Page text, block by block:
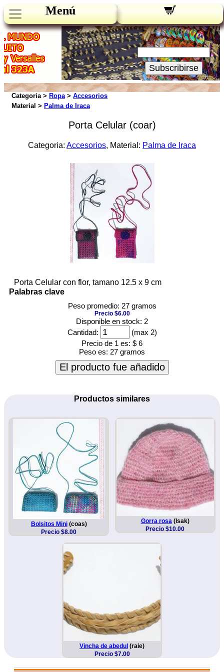
Menú
Novedades:
Su Email:
Subscribirse
Categoria > Ropa> Accesorios
Material > Palma de Iraca
Porta Celular (coar)
Categoria: Accesorios, Material: Palma de Iraca
Porta Celular con flor, tamano 12.5 x 9 cm
Palabras clave
Peso promedio: 27 gramos
Precio $6.00
Disponible en stock: 2
Cantidad:
(max 2)
Precio de 1 es: $ 6
Peso es: 27 gramos
El producto fue añadido
Productos similares
Bolsitos Mini(coas)
Precio $8.00
Gorra rosa(lsak)
Precio $10.00
Vincha de abedul (raie)
Precio $7.00